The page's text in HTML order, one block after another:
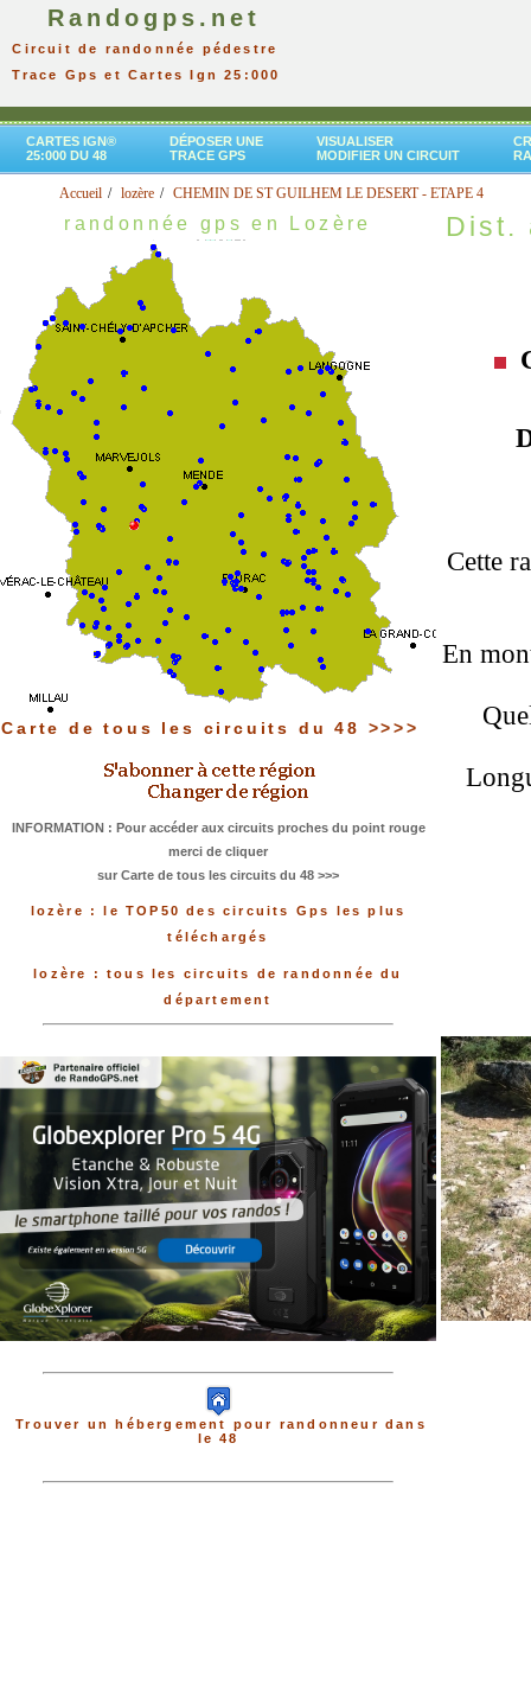
Randogps.net
Circuit de randonnée pédestre
Trace Gps et Cartes Ign 25:000
CARTES IGN®
25:000 DU 48
DÉPOSER UNE
TRACE GPS
VISUALISER
MODIFIER UN CIRCUIT
Accueil lozère CHEMIN DE ST GUILHEM LE DESERT - ETAPE 4
randonnée gps en Lozère
Carte de tous les circuits du 48 >>>>
INFORMATION : Pour accéder aux circuits proches du point rouge
merci de cliquer
sur Carte de tous les circuits du 48 >>>
lozère : le TOP50 des circuits Gps les plus
téléchargés
lozère : tous les circuits de randonnée du
département
Trouver un hébergement pour randonneur dans
le 48
Dist.
Cette
En